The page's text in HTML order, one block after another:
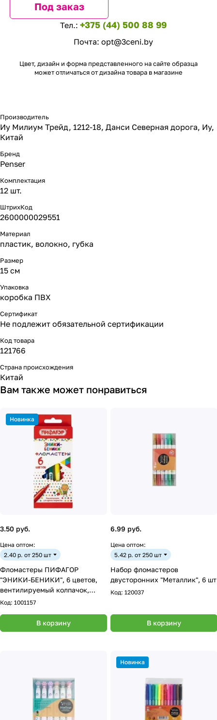
Под заказ
Тел.: +375 (44) 500 88 99
Почта: opt@3ceni.by
Цвет, дизайн и форма представленного на сайте образца
может отличаться от дизайна товара в магазине
Производитель
Иу Милиум Трейд, 1212-18, Данси Северная дорога, Иу,
Китай
Бренд
Penser
Комплектация
12 шт.
ШтрихКод
2600000029551
Материал
пластик, волокно, губка
Размер
15 см
Упаковка
коробка ПВХ
Сертификат
Не подлежит обязательной сертификации
Код товара
121766
Страна происхождения
Китай
Вам также может понравиться
Новинка
3.50 руб.
Цена оптом:
2.40 р. от 250 шт
Фломастеры ПИФАГОР
"ЭНИКИ-БЕНИКИ", 6 цветов,
вентилируемый колпачок,
151400
Код: 1001157
В корзину
6.99 руб.
Цена оптом:
5.42 р. от 250 шт
Набор фломастеров
двусторонних "Металлик", 6 шт
Код: 120037
В корзину
Новинка